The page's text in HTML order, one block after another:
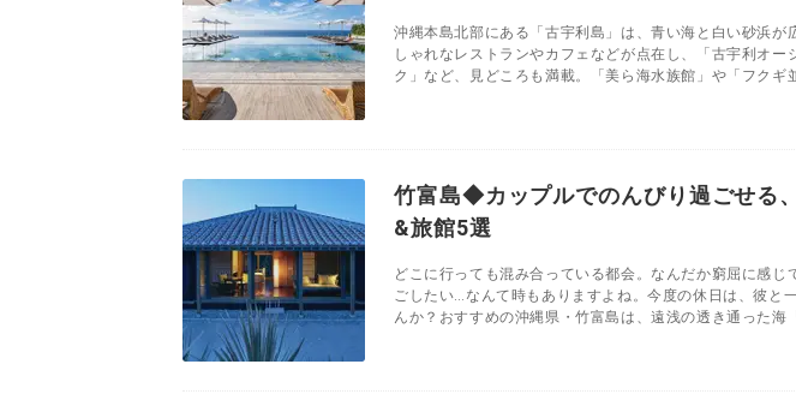
沖縄本島北部にある「古宇利島」は、青い海と白い砂浜が
しゃれなレストランやカフェなどが点在し、「古宇利オー
ク」など、見どころも満載。「美ら海水族館」や「フクギ
竹富島◆カップルでのんびり過ごせる
&旅館5選
どこに行っても混み合っている都会。なんだか窮屈に感じ
ごしたい…なんて時もありますよね。今度の休日は、彼と
んか？おすすめの沖縄県・竹富島は、遠浅の透き通った海